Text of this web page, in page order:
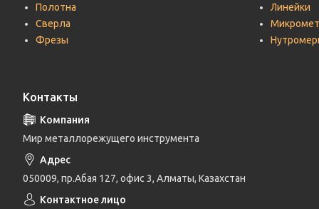
Полотна
Сверла
Фрезы
Линейки
Контакты
Мир металлорежущего инструмента
050009, пр.Абая 127, офис 3, Алматы, Казахстан